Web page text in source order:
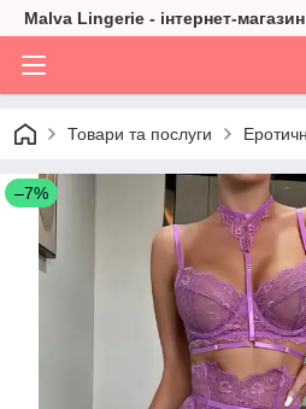
Malva Lingerie - інтернет-магазин
Товари та послуги
–7%